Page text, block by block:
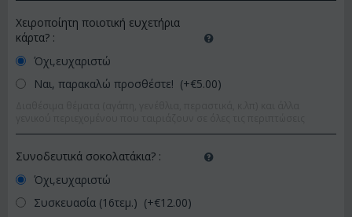
Χειροποίητη ποιοτική ευχετήρια
κάρτα? :
Όχι,ευχαριστώ
Ναι, παρακαλώ προσθέστε! (+€5.00)
Συνοδευτικά σοκολατάκια? :
Όχι,ευχαριστώ
Συσκευασία (16τεμ.) (+€12.00)